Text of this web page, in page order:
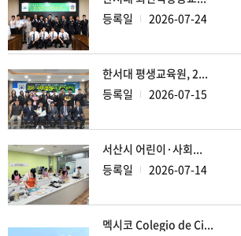
등록일
2026-07-24
한서대 평생교육원, 2...
등록일
2026-07-15
서산시 어린이·사회...
등록일
2026-07-14
멕시코 Colegio de Ci...